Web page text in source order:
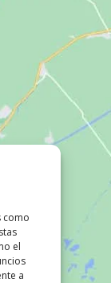
como
el
a